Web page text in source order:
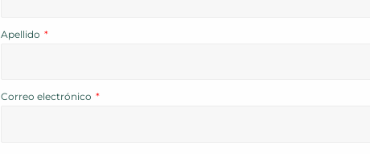
Apellido
Correo electrónico